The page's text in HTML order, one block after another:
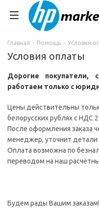
Главная - Помощь - Условия
Условия оплаты
Дорогие
работаем только с
Цены действительны
белорусских рублях с НДС
После оформления заказа
менеджер, уточнит детали
Оплата возможна по
переводом на наш
Будем рады Вашим заказам!